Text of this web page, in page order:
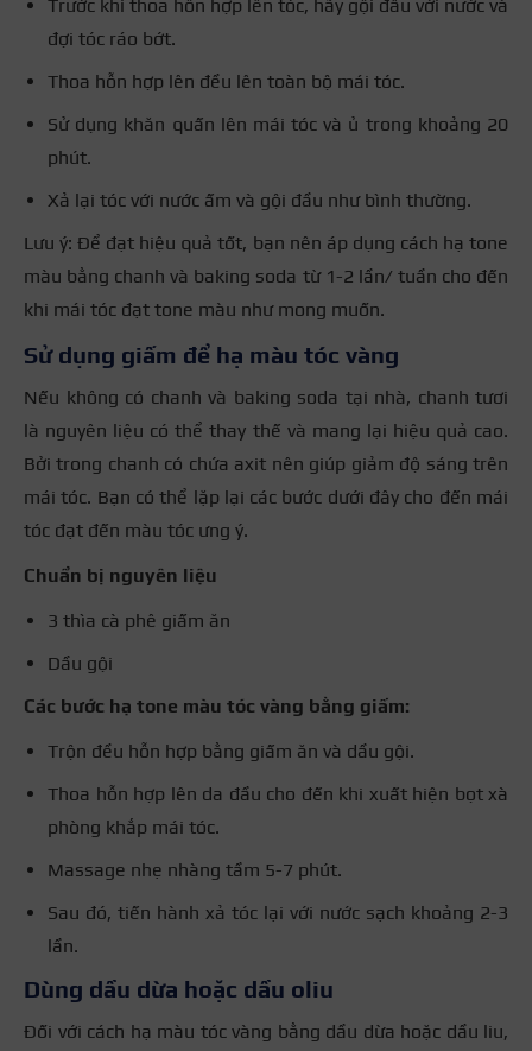
Trước khi thoa hỗn hợp lên tóc, hãy gội đầu với nước và
đợi tóc ráo bớt.
Thoa hỗn hợp lên đều lên toàn bộ mái tóc.
Sử dụng khăn quấn lên mái tóc và ủ trong khoảng 20
phút.
Xả lại tóc với nước ấm và gội đầu như bình thường.
Lưu ý: Để đạt hiệu quả tốt, bạn nên áp dụng cách hạ tone
màu bằng chanh và baking soda từ 1-2 lần/ tuần cho đến
khi mái tóc đạt tone màu như mong muốn.
Sử dụng giấm để hạ màu tóc vàng
Nếu không có chanh và baking soda tại nhà, chanh tươi
là nguyên liệu có thể thay thế và mang lại hiệu quả cao.
Bởi trong chanh có chứa axit nên giúp giảm độ sáng trên
mái tóc. Bạn có thể lặp lại các bước dưới đây cho đến mái
tóc đạt đến màu tóc ưng ý.
Chuẩn bị nguyên liệu
3 thìa cà phê giấm ăn
Dầu gội
Các bước hạ tone màu tóc vàng bằng giấm:
Trộn đều hỗn hợp bằng giấm ăn và dầu gội.
Thoa hỗn hợp lên da đầu cho đến khi xuất hiện bọt xà
phòng khắp mái tóc.
Massage nhẹ nhàng tầm 5-7 phút.
Sau đó, tiến hành xả tóc lại với nước sạch khoảng 2-3
lần.
Dùng dầu dừa hoặc dầu oliu
Đối với cách hạ màu tóc vàng bằng dầu dừa hoặc dầu liu,